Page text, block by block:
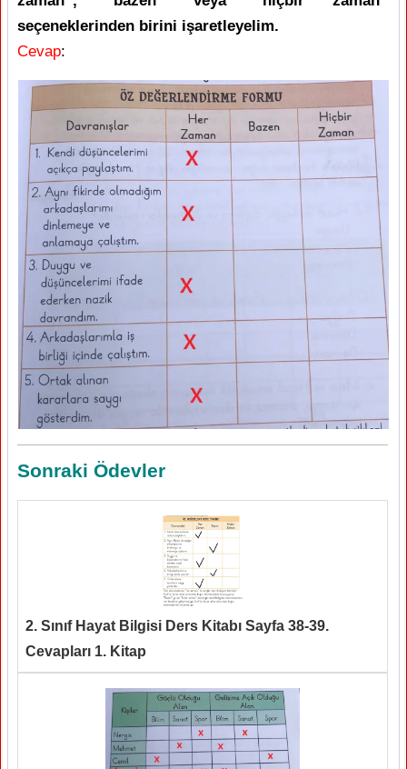
seçeneklerinden birini işaretleyelim.
Cevap:
Sonraki Ödevler
2. Sınıf Hayat Bilgisi Ders Kitabı Sayfa 38-39.
Cevapları 1. Kitap